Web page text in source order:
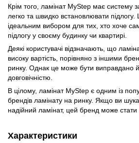
Крім того, ламінат MyStep має систему
легко та швидко встановлювати
ідеальним вибором для тих, хто хоче
підлогу у своєму будинку чи квартирі.
Деякі користувачі відзначають, що
високу вартість, порівняно з іншими
ринку. Однак це може бути виправдано
довговічністю.
В цілому, ламінат MyStep є одним із
брендів ламінату на ринку. Якщо ви
надійний ламінат, цей бренд може
Характеристики